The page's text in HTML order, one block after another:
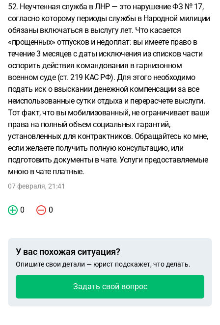
52. Неучтенная служба в ЛНР — это нарушение ФЗ № 17,
согласно которому периоды службы в Народной милиции
обязаны включаться в выслугу лет. Что касается
«прощенных» отпусков и недоплат: вы имеете право в
течение 3 месяцев с даты исключения из списков части
оспорить действия командования в гарнизонном
военном суде (ст. 219 КАС РФ). Для этого необходимо
подать иск о взыскании денежной компенсации за все
неиспользованные сутки отдыха и перерасчете выслуги.
Тот факт, что вы мобилизованный, не ограничивает ваши
права на полный объем социальных гарантий,
установленных для контрактников. Обращайтесь ко мне,
если желаете получить полную консультацию, или
подготовить документы в чате. Услуги предоставляемые
мною в чате платные.
07 февраля, 21:41
0 0
У вас похожая ситуация?
Опишите свои детали — юрист подскажет, что делать.
Задать свой вопрос